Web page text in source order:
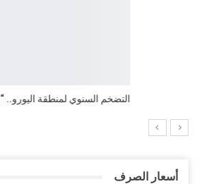
التضخم السنوي لمنطقة اليورو.. “إنفوجرافيك“..!
أسعار الصرف